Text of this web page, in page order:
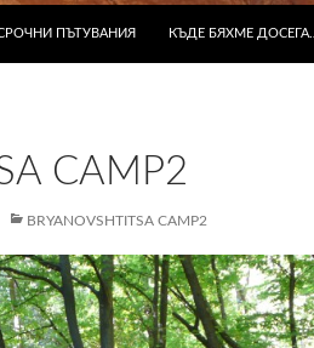
ПЪТУВАНИЯ КЪДЕ БЯХМЕ ДОСЕГА…
CAMP2
BRYANOVSHTITSA CAMP2